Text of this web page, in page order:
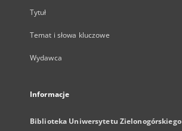
Tytuł
Temat i słowa kluczowe
Wydawca
Informacje
Biblioteka Uniwersytetu Zielonogórskiego